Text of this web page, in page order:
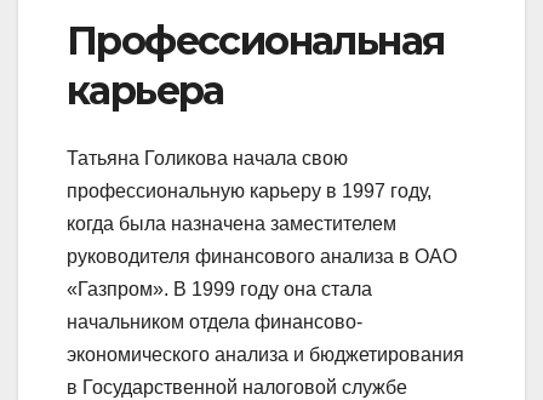
Профессиональная
карьера
Татьяна Голикова начала свою
профессиональную карьеру в 1997 году,
когда была назначена заместителем
руководителя финансового анализа в ОАО
«Газпром». В 1999 году она стала
начальником отдела финансово-
экономического анализа и бюджетирования
в Государственной налоговой службе